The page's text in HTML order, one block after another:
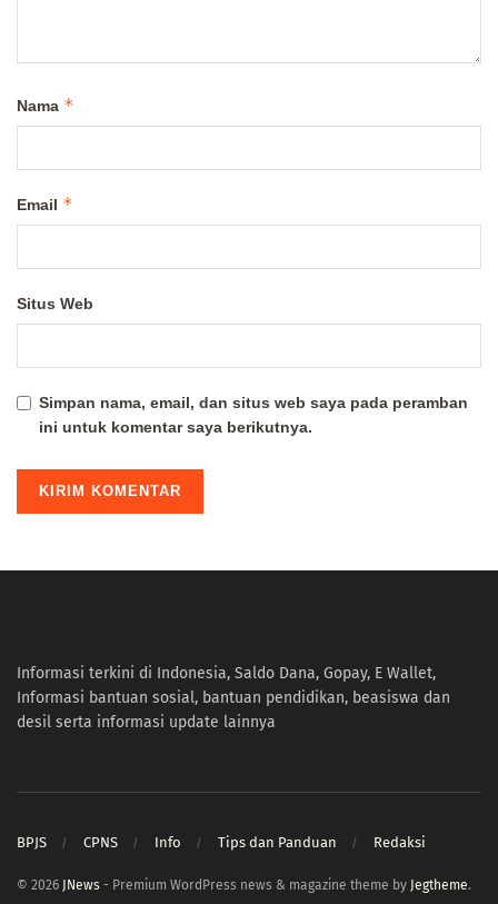
Nama *
Email *
Situs Web
Simpan nama, email, dan situs web saya pada peramban
ini untuk komentar saya berikutnya.
Informasi terkini di Indonesia, Saldo Dana, Gopay, E Wallet,
Informasi bantuan sosial, bantuan pendidikan, beasiswa dan
desil serta informasi update lainnya
BPJS CPNS Info Tips dan Panduan Redaksi
© 2026 JNews - Premium WordPress news & magazine theme by Jegtheme.